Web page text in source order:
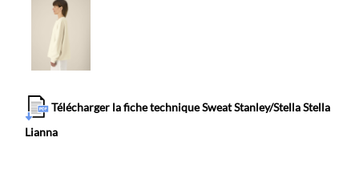
Télécharger la fiche technique Sweat Stanley/Stella Stella
Lianna